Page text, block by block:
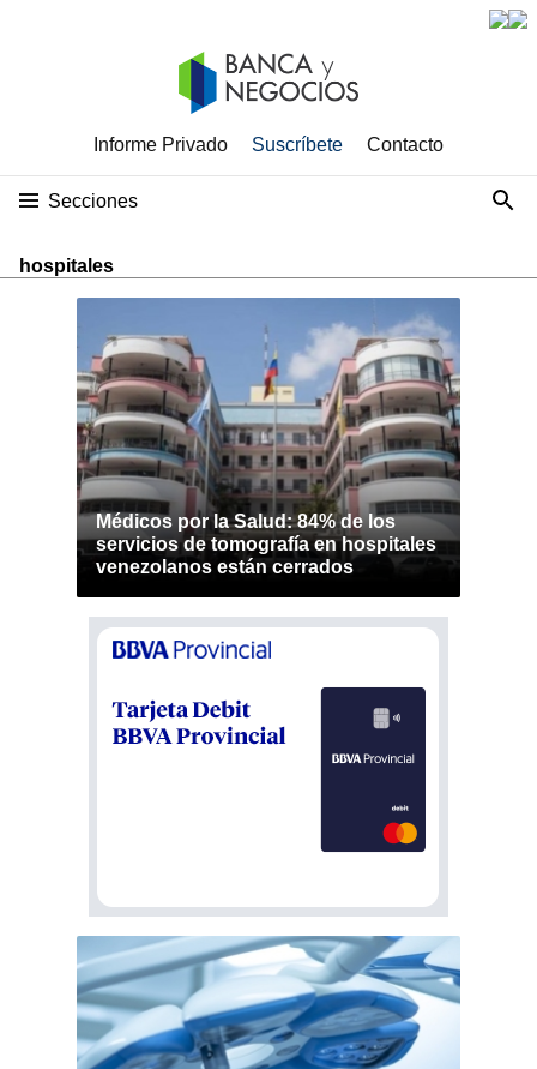
Informe Privado Suscríbete Contacto
Secciones
hospitales
Médicos por la Salud: 84% de los
servicios de tomografía en hospitales
venezolanos están cerrados